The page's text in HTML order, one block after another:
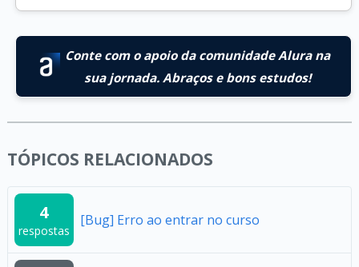
Conte com o apoio da comunidade Alura na
sua jornada. Abraços e bons estudos!
TÓPICOS RELACIONADOS
4
respostas
[Bug] Erro ao entrar no curso